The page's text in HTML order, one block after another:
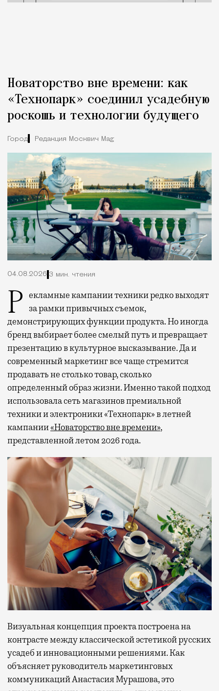
Новаторство вне времени: как
«Технопарк» соединил усадебную
роскошь и технологии будущего
Город Редакция Москвич Mag
04.08.2026 3 мин. чтения
Рекламные кампании техники редко выходят
за рамки привычных съемок,
демонстрирующих функции продукта. Но иногда
бренд выбирает более смелый путь и превращает
презентацию в культурное высказывание. Да и
современный маркетинг все чаще стремится
продавать не столько товар, сколько
определенный образ жизни. Именно такой подход
использовала сеть магазинов премиальной
техники и электроники «Технопарк» в летней
кампании«Новаторство вне времени»,
представленной летом 2026 года.
Визуальная концепция проекта построена на
контрасте между классической эстетикой русских
усадеб и инновационными решениями. Как
объясняет руководитель маркетинговых
коммуникаций Анастасия Мурашова, это